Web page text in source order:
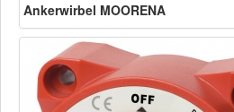
Ankerwirbel MOORENA